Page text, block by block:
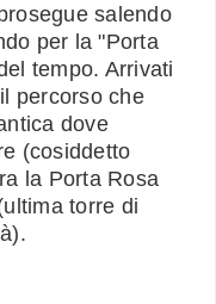
salendo
per la "Porta
tempo. Arrivati
percorso che
dove
(cosiddetto
la Porta Rosa
torre di